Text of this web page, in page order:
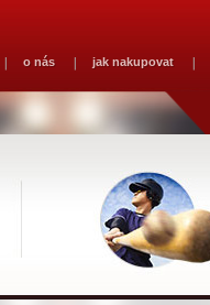
o nás jak nakupovat